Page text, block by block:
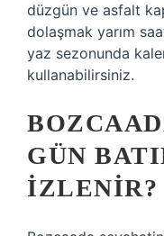
düzgün ve asfalt
dolaşmak yarım
yaz sezonunda
kullanabilirsiniz.
GÜN
IZLENIR?